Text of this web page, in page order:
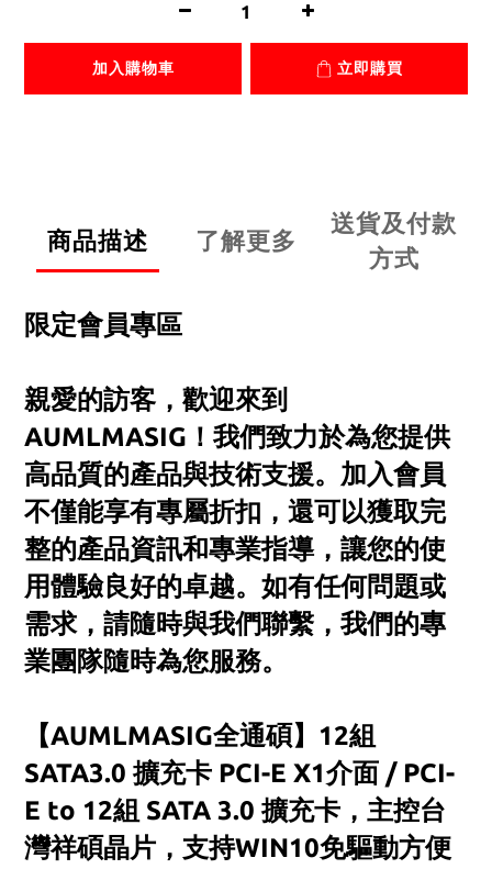
加入購物車 立即購買
商品描述 了解更多
送貨及付款
方式
限定會員專區
親愛的訪客，歡迎來到
AUMLMASIG！我們致力於為您提供
高品質的產品與技術支援。加入會員
不僅能享有專屬折扣，還可以獲取完
整的產品資訊和專業指導，讓您的使
用體驗良好的卓越。如有任何問題或
需求，請隨時與我們聯繫，我們的專
業團隊隨時為您服務。
【AUMLMASIG全通碩】12組
SATA3.0 擴充卡 PCI-E X1介面 / PCI-
E to 12組 SATA 3.0 擴充卡，主控台
灣祥碩晶片，支持WIN10免驅動方便